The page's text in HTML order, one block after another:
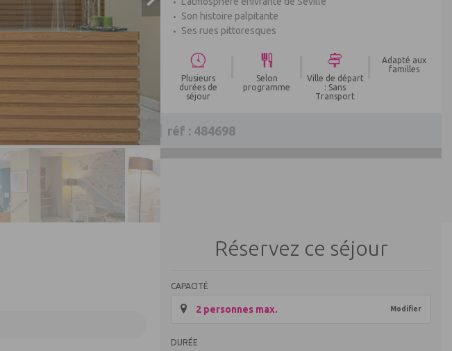
Son histoire palpitante
Ses rues pittoresques
Plusieurs
durées de
séjour
Selon
programme
Ville de départ
: Sans
Transport
Adapté aux
familles
réf : 484698
Réservez ce séjour
CAPACITÉ
2 personnes max. Modifier
DURÉE